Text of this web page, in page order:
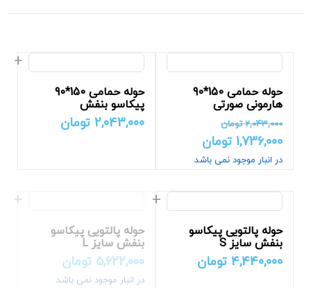
حوله حمامی 150*90
هارمونی صورتی
2,043,000 تومان
1,736,000 تومان
در انبار موجود نمی باشد
حوله حمامی 150*90
پیکاسو بنفش
2,043,000 تومان
حوله پالتویی پیکاسو
بنفش سایز S
4,440,000 تومان
حوله پالتویی پیکاسو
بنفش سایز L
5,622,000 تومان
در انبار موجود نمی باشد